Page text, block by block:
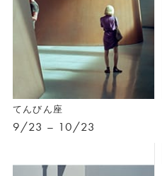
てんびん座
9/23 – 10/23